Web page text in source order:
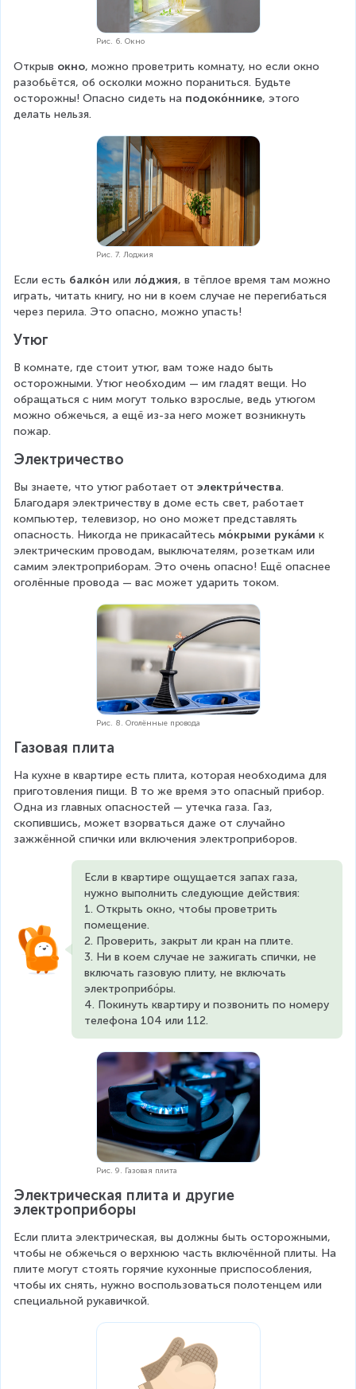
Рис. 6. Окно
Открыв окно, можно проветрить комнату, но если окно
разобьётся, об осколки можно пораниться. Будьте
осторожны! Опасно сидеть на подоко́ннике, этого
делать нельзя.
Рис. 7. Лоджия
Если есть балко́н или ло́джия, в тёплое время там можно
играть, читать книгу, но ни в коем случае не перегибаться
через перила. Это опасно, можно упасть!
Утюг
В комнате, где стоит утюг, вам тоже надо быть
осторожными. Утюг необходим — им гладят вещи. Но
обращаться с ним могут только взрослые, ведь утюгом
можно обжечься, а ещё из-за него может возникнуть
пожар.
Электричество
Вы знаете, что утюг работает от электри́чества.
Благодаря электричеству в доме есть свет, работает
компьютер, телевизор, но оно может представлять
опасность. Никогда не прикасайтесь мо́крыми рука́ми к
электрическим проводам, выключателям, розеткам или
самим электроприборам. Это очень опасно! Ещё опаснее
оголённые провода — вас может ударить током.
Рис. 8. Оголённые провода
Газовая плита
На кухне в квартире есть плита, которая необходима для
приготовления пищи. В то же время это опасный прибор.
Одна из главных опасностей — утечка газа. Газ,
скопившись, может взорваться даже от случайно
зажжённой спички или включения электроприборов.
Если в квартире ощущается запах газа,
нужно выполнить следующие действия:
1. Открыть окно, чтобы проветрить
помещение.
2. Проверить, закрыт ли кран на плите.
3. Ни в коем случае не зажигать спички, не
включать газовую плиту, не включать
электроприбо́ры.
4. Покинуть квартиру и позвонить по номеру
телефона 104 или 112.
Рис. 9. Газовая плита
Электрическая плита и другие
электроприборы
Если плита электрическая, вы должны быть осторожными,
чтобы не обжечься о верхнюю часть включённой плиты. На
плите могут стоять горячие кухонные приспособления,
чтобы их снять, нужно воспользоваться полотенцем или
специальной рукавичкой.